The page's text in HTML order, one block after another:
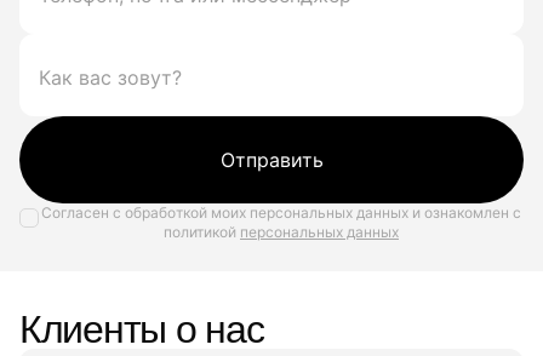
Отправить
Согласен с обработкой моих персональных данных и ознакомлен с
политикой персональных данных
Клиенты о нас